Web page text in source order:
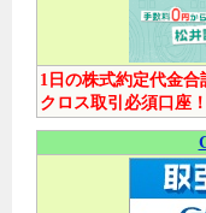
1日の株式約定代金
クロス取引必須口座！